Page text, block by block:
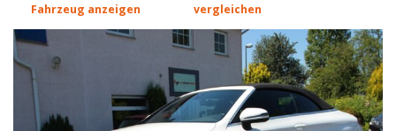
Fahrzeug anzeigen
vergleichen